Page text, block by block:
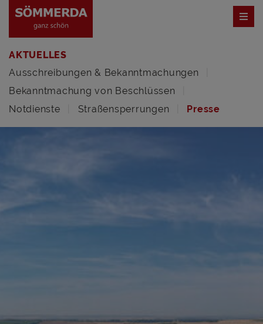
AKTUELLES
Ausschreibungen & Bekanntmachungen
Bekanntmachung von Beschlüssen
Notdienste
Straßensperrungen Presse